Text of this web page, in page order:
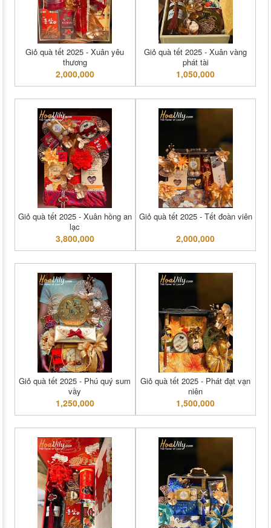
Giỏ quà tết 2025 - Xuân yêu
thương
2,000,000
Giỏ quà tết 2025 - Xuân vàng
phát tài
1,050,000
Giỏ quà tết 2025 - Xuân hồng an
lạc
3,800,000
Giỏ quà tết 2025 - Tết đoàn viên
2,000,000
Giỏ quà tết 2025 - Phú quý sum
vầy
1,250,000
Giỏ quà tết 2025 - Phát đạt vạn
niên
1,500,000